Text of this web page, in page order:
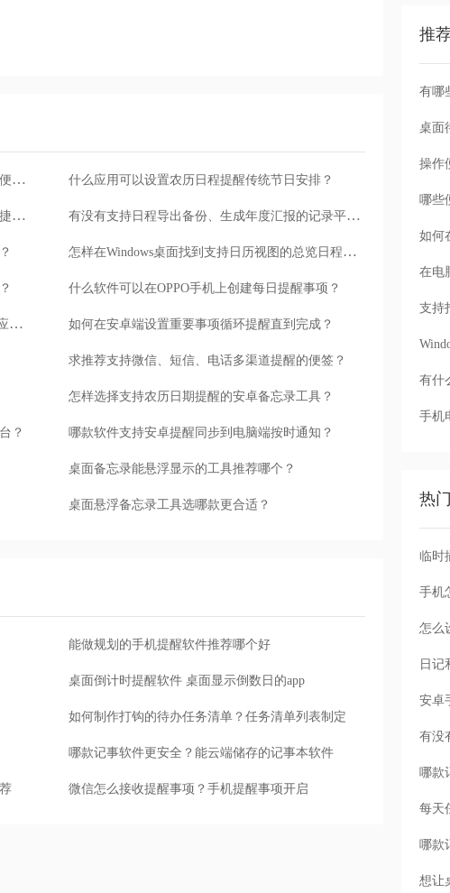
求推荐支持日程提醒同步到手机端查看的跨平台便签？ 什么应用可以设置农历日程提醒传统节日安排？
怎样选择支持桌面悬浮窗常驻显示今日日程的便捷备忘录？ 有没有支持日程导出备份、生成年度汇报的记录平台？
怎样在Windows桌面找到支持日历视图的总览日程工具？
什么软件可以在OPPO手机上创建每日提醒事项？
有没有支持vivo手机桌面小组件显示提醒的记录应用？ 如何在安卓端设置重要事项循环提醒直到完成？
求推荐支持微信、短信、电话多渠道提醒的便签？
怎样选择支持农历日期提醒的安卓备忘录工具？
？ 哪款软件支持安卓提醒同步到电脑端按时通知？
桌面备忘录能悬浮显示的工具推荐哪个？
桌面悬浮备忘录工具选哪款更合适？
能做规划的手机提醒软件推荐哪个好
桌面倒计时提醒软件 桌面显示倒数日的app
如何制作打钩的待办任务清单？任务清单列表制定
哪款记事软件更安全？能云端储存的记事本软件
微信怎么接收提醒事项？手机提醒事项开启
推
有哪
桌面
操作
哪些
如何
在电
支持
有什
手机
热
手机
怎么
每天
想让